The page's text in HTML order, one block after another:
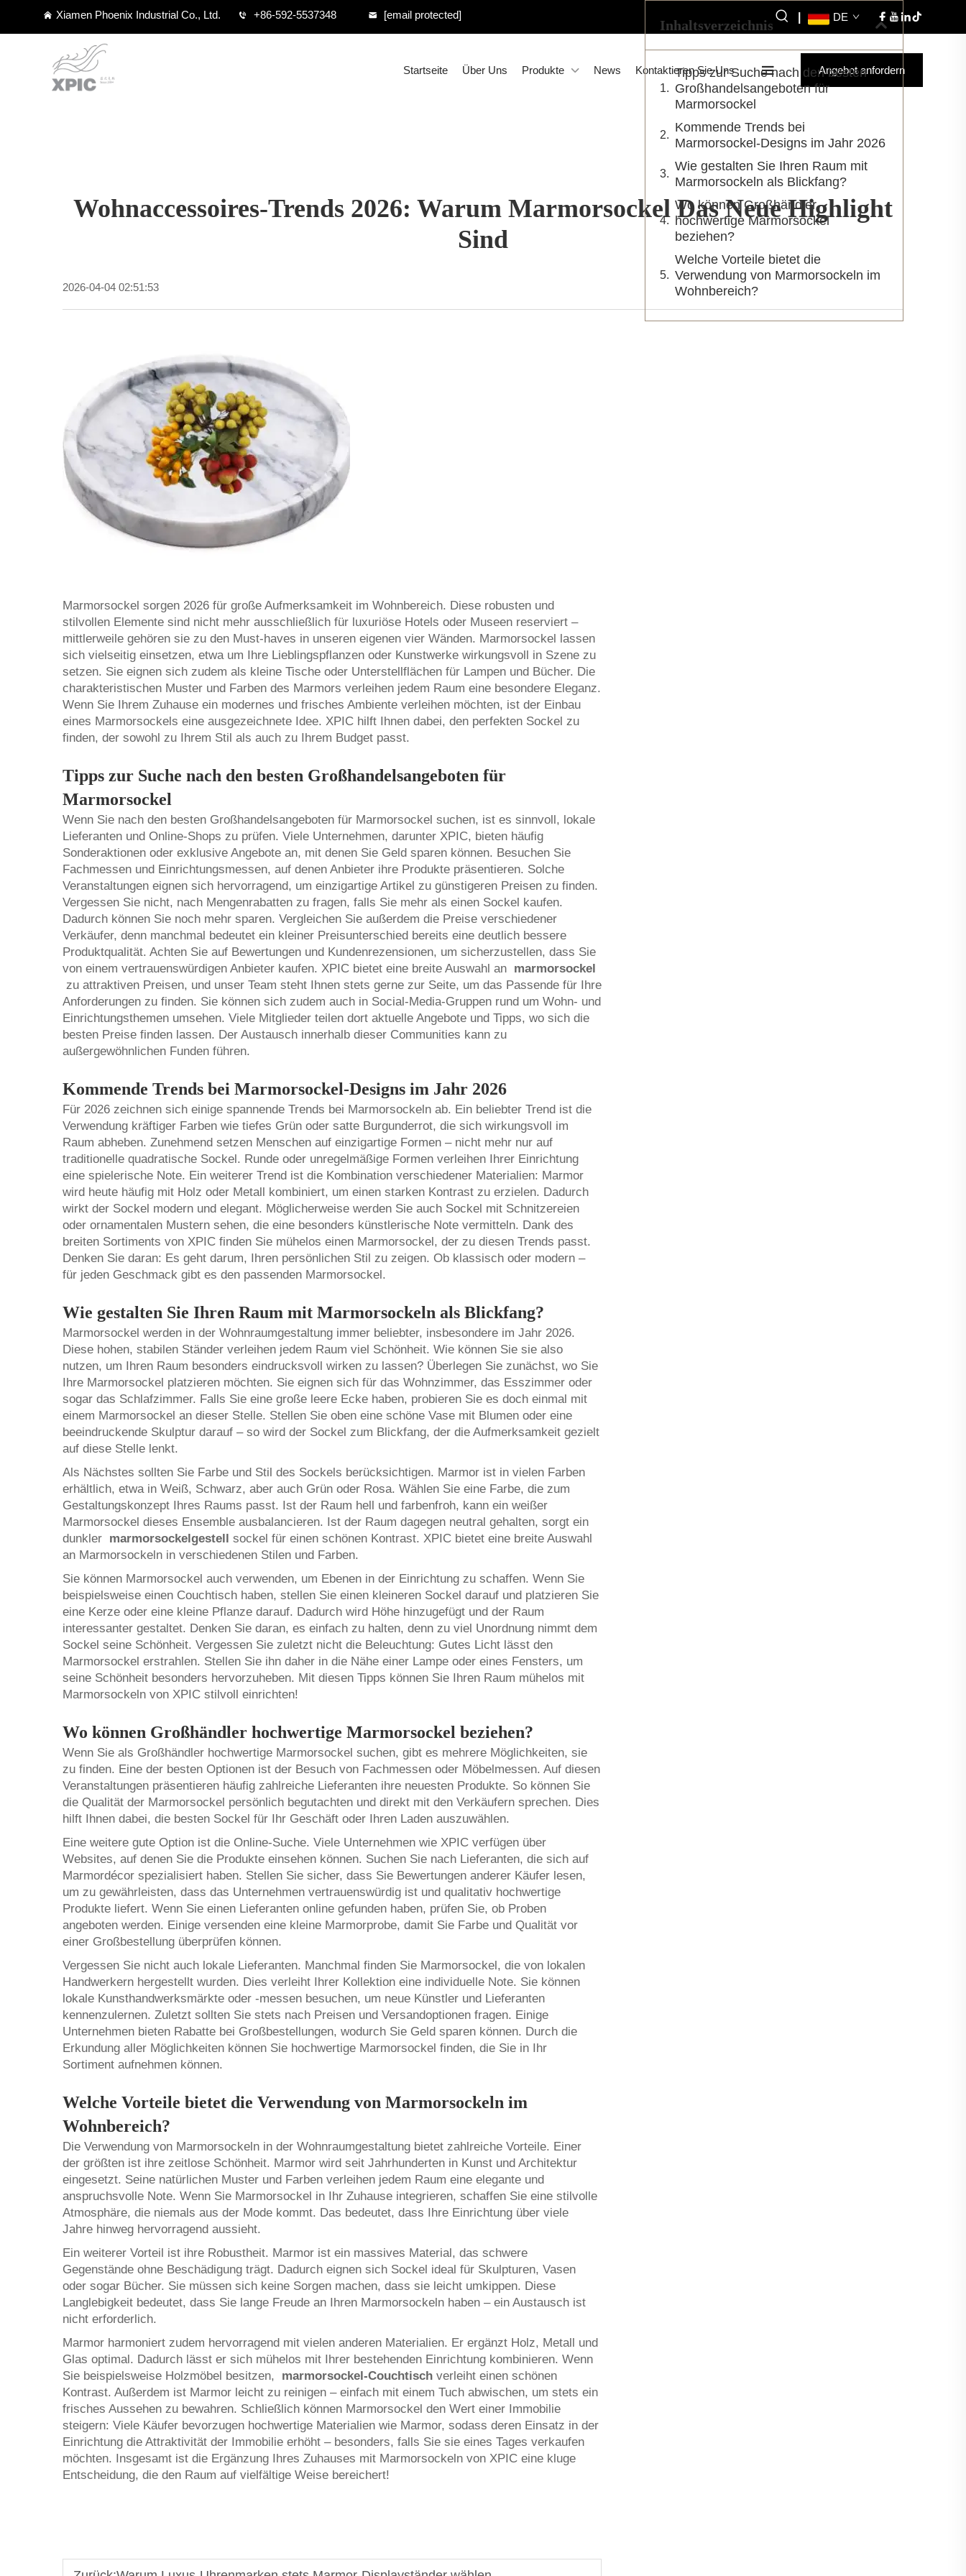
Xiamen Phoenix Industrial Co., Ltd. +86-592-5537348 [email protected] DE
Startseite Über Uns Produkte News Kontaktieren Sie Uns Angebot anfordern
Wohnaccessoires-Trends 2026: Warum Marmorsockel Das Neue Highlight
Sind
2026-04-04 02:51:53
Marmorsockel sorgen 2026 für große Aufmerksamkeit im Wohnbereich. Diese robusten und
stilvollen Elemente sind nicht mehr ausschließlich für luxuriöse Hotels oder Museen reserviert –
mittlerweile gehören sie zu den Must-haves in unseren eigenen vier Wänden. Marmorsockel lassen
sich vielseitig einsetzen, etwa um Ihre Lieblingspflanzen oder Kunstwerke wirkungsvoll in Szene zu
setzen. Sie eignen sich zudem als kleine Tische oder Unterstellflächen für Lampen und Bücher. Die
charakteristischen Muster und Farben des Marmors verleihen jedem Raum eine besondere Eleganz.
Wenn Sie Ihrem Zuhause ein modernes und frisches Ambiente verleihen möchten, ist der Einbau
eines Marmorsockels eine ausgezeichnete Idee. XPIC hilft Ihnen dabei, den perfekten Sockel zu
finden, der sowohl zu Ihrem Stil als auch zu Ihrem Budget passt.
Tipps zur Suche nach den besten Großhandelsangeboten für
Marmorsockel
Wenn Sie nach den besten Großhandelsangeboten für Marmorsockel suchen, ist es sinnvoll, lokale
Lieferanten und Online-Shops zu prüfen. Viele Unternehmen, darunter XPIC, bieten häufig
Sonderaktionen oder exklusive Angebote an, mit denen Sie Geld sparen können. Besuchen Sie
Fachmessen und Einrichtungsmessen, auf denen Anbieter ihre Produkte präsentieren. Solche
Veranstaltungen eignen sich hervorragend, um einzigartige Artikel zu günstigeren Preisen zu finden.
Vergessen Sie nicht, nach Mengenrabatten zu fragen, falls Sie mehr als einen Sockel kaufen.
Dadurch können Sie noch mehr sparen. Vergleichen Sie außerdem die Preise verschiedener
Verkäufer, denn manchmal bedeutet ein kleiner Preisunterschied bereits eine deutlich bessere
Produktqualität. Achten Sie auf Bewertungen und Kundenrezensionen, um sicherzustellen, dass Sie
von einem vertrauenswürdigen Anbieter kaufen. XPIC bietet eine breite Auswahl an marmorsockel
zu attraktiven Preisen, und unser Team steht Ihnen stets gerne zur Seite, um das Passende für Ihre
Anforderungen zu finden. Sie können sich zudem auch in Social-Media-Gruppen rund um Wohn- und
Einrichtungsthemen umsehen. Viele Mitglieder teilen dort aktuelle Angebote und Tipps, wo sich die
besten Preise finden lassen. Der Austausch innerhalb dieser Communities kann zu
außergewöhnlichen Funden führen.
Kommende Trends bei Marmorsockel-Designs im Jahr 2026
Für 2026 zeichnen sich einige spannende Trends bei Marmorsockeln ab. Ein beliebter Trend ist die
Verwendung kräftiger Farben wie tiefes Grün oder satte Burgunderrot, die sich wirkungsvoll im
Raum abheben. Zunehmend setzen Menschen auf einzigartige Formen – nicht mehr nur auf
traditionelle quadratische Sockel. Runde oder unregelmäßige Formen verleihen Ihrer Einrichtung
eine spielerische Note. Ein weiterer Trend ist die Kombination verschiedener Materialien: Marmor
wird heute häufig mit Holz oder Metall kombiniert, um einen starken Kontrast zu erzielen. Dadurch
wirkt der Sockel modern und elegant. Möglicherweise werden Sie auch Sockel mit Schnitzereien
oder ornamentalen Mustern sehen, die eine besonders künstlerische Note vermitteln. Dank des
breiten Sortiments von XPIC finden Sie mühelos einen Marmorsockel, der zu diesen Trends passt.
Denken Sie daran: Es geht darum, Ihren persönlichen Stil zu zeigen. Ob klassisch oder modern –
für jeden Geschmack gibt es den passenden Marmorsockel.
Wie gestalten Sie Ihren Raum mit Marmorsockeln als Blickfang?
Marmorsockel werden in der Wohnraumgestaltung immer beliebter, insbesondere im Jahr 2026.
Diese hohen, stabilen Ständer verleihen jedem Raum viel Schönheit. Wie können Sie sie also
nutzen, um Ihren Raum besonders eindrucksvoll wirken zu lassen? Überlegen Sie zunächst, wo Sie
Ihre Marmorsockel platzieren möchten. Sie eignen sich für das Wohnzimmer, das Esszimmer oder
sogar das Schlafzimmer. Falls Sie eine große leere Ecke haben, probieren Sie es doch einmal mit
einem Marmorsockel an dieser Stelle. Stellen Sie oben eine schöne Vase mit Blumen oder eine
beeindruckende Skulptur darauf – so wird der Sockel zum Blickfang, der die Aufmerksamkeit gezielt
auf diese Stelle lenkt.
Als Nächstes sollten Sie Farbe und Stil des Sockels berücksichtigen. Marmor ist in vielen Farben
erhältlich, etwa in Weiß, Schwarz, aber auch Grün oder Rosa. Wählen Sie eine Farbe, die zum
Gestaltungskonzept Ihres Raums passt. Ist der Raum hell und farbenfroh, kann ein weißer
Marmorsockel dieses Ensemble ausbalancieren. Ist der Raum dagegen neutral gehalten, sorgt ein
dunkler marmorsockelgestell sockel für einen schönen Kontrast. XPIC bietet eine breite Auswahl
an Marmorsockeln in verschiedenen Stilen und Farben.
Sie können Marmorsockel auch verwenden, um Ebenen in der Einrichtung zu schaffen. Wenn Sie
beispielsweise einen Couchtisch haben, stellen Sie einen kleineren Sockel darauf und platzieren Sie
eine Kerze oder eine kleine Pflanze darauf. Dadurch wird Höhe hinzugefügt und der Raum
interessanter gestaltet. Denken Sie daran, es einfach zu halten, denn zu viel Unordnung nimmt dem
Sockel seine Schönheit. Vergessen Sie zuletzt nicht die Beleuchtung: Gutes Licht lässt den
Marmorsockel erstrahlen. Stellen Sie ihn daher in die Nähe einer Lampe oder eines Fensters, um
seine Schönheit besonders hervorzuheben. Mit diesen Tipps können Sie Ihren Raum mühelos mit
Marmorsockeln von XPIC stilvoll einrichten!
Wo können Großhändler hochwertige Marmorsockel beziehen?
Wenn Sie als Großhändler hochwertige Marmorsockel suchen, gibt es mehrere Möglichkeiten, sie
zu finden. Eine der besten Optionen ist der Besuch von Fachmessen oder Möbelmessen. Auf diesen
Veranstaltungen präsentieren häufig zahlreiche Lieferanten ihre neuesten Produkte. So können Sie
die Qualität der Marmorsockel persönlich begutachten und direkt mit den Verkäufern sprechen. Dies
hilft Ihnen dabei, die besten Sockel für Ihr Geschäft oder Ihren Laden auszuwählen.
Eine weitere gute Option ist die Online-Suche. Viele Unternehmen wie XPIC verfügen über
Websites, auf denen Sie die Produkte einsehen können. Suchen Sie nach Lieferanten, die sich auf
Marmordécor spezialisiert haben. Stellen Sie sicher, dass Sie Bewertungen anderer Käufer lesen,
um zu gewährleisten, dass das Unternehmen vertrauenswürdig ist und qualitativ hochwertige
Produkte liefert. Wenn Sie einen Lieferanten online gefunden haben, prüfen Sie, ob Proben
angeboten werden. Einige versenden eine kleine Marmorprobe, damit Sie Farbe und Qualität vor
einer Großbestellung überprüfen können.
Vergessen Sie nicht auch lokale Lieferanten. Manchmal finden Sie Marmorsockel, die von lokalen
Handwerkern hergestellt wurden. Dies verleiht Ihrer Kollektion eine individuelle Note. Sie können
lokale Kunsthandwerksmärkte oder -messen besuchen, um neue Künstler und Lieferanten
kennenzulernen. Zuletzt sollten Sie stets nach Preisen und Versandoptionen fragen. Einige
Unternehmen bieten Rabatte bei Großbestellungen, wodurch Sie Geld sparen können. Durch die
Erkundung aller Möglichkeiten können Sie hochwertige Marmorsockel finden, die Sie in Ihr
Sortiment aufnehmen können.
Welche Vorteile bietet die Verwendung von Marmorsockeln im
Wohnbereich?
Die Verwendung von Marmorsockeln in der Wohnraumgestaltung bietet zahlreiche Vorteile. Einer
der größten ist ihre zeitlose Schönheit. Marmor wird seit Jahrhunderten in Kunst und Architektur
eingesetzt. Seine natürlichen Muster und Farben verleihen jedem Raum eine elegante und
anspruchsvolle Note. Wenn Sie Marmorsockel in Ihr Zuhause integrieren, schaffen Sie eine stilvolle
Atmosphäre, die niemals aus der Mode kommt. Das bedeutet, dass Ihre Einrichtung über viele
Jahre hinweg hervorragend aussieht.
Ein weiterer Vorteil ist ihre Robustheit. Marmor ist ein massives Material, das schwere
Gegenstände ohne Beschädigung trägt. Dadurch eignen sich Sockel ideal für Skulpturen, Vasen
oder sogar Bücher. Sie müssen sich keine Sorgen machen, dass sie leicht umkippen. Diese
Langlebigkeit bedeutet, dass Sie lange Freude an Ihren Marmorsockeln haben – ein Austausch ist
nicht erforderlich.
Marmor harmoniert zudem hervorragend mit vielen anderen Materialien. Er ergänzt Holz, Metall und
Glas optimal. Dadurch lässt er sich mühelos mit Ihrer bestehenden Einrichtung kombinieren. Wenn
Sie beispielsweise Holzmöbel besitzen,
marmorsockel-Couchtisch verleiht einen schönen
Kontrast. Außerdem ist Marmor leicht zu reinigen – einfach mit einem Tuch abwischen, um stets ein
frisches Aussehen zu bewahren. Schließlich können Marmorsockel den Wert einer Immobilie
steigern: Viele Käufer bevorzugen hochwertige Materialien wie Marmor, sodass deren Einsatz in der
Einrichtung die Attraktivität der Immobilie erhöht – besonders, falls Sie sie eines Tages verkaufen
möchten. Insgesamt ist die Ergänzung Ihres Zuhauses mit Marmorsockeln von XPIC eine kluge
Entscheidung, die den Raum auf vielfältige Weise bereichert!
Inhaltsverzeichnis
Tipps zur Suche nach den besten
Großhandelsangeboten für
Marmorsockel
Kommende Trends bei
Marmorsockel-Designs im Jahr 2026
Wie gestalten Sie Ihren Raum mit
Marmorsockeln als Blickfang?
Wo können Großhändler
hochwertige Marmorsockel
beziehen?
Welche Vorteile bietet die
Verwendung von Marmorsockeln im
Wohnbereich?